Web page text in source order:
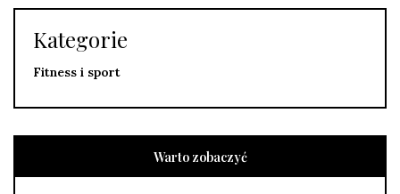
Kategorie
Fitness i sport
Warto zobaczyć